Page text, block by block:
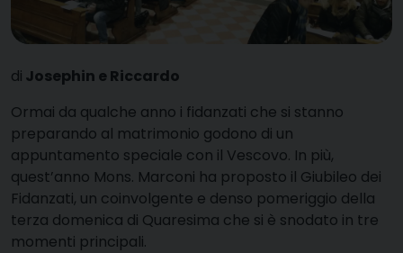
di Josephin e Riccardo
Ormai da qualche anno i fidanzati che si stanno
preparando al matrimonio godono di un
appuntamento speciale con il Vescovo. In più,
quest’anno Mons. Marconi ha proposto il Giubileo dei
Fidanzati, un coinvolgente e denso pomeriggio della
terza domenica di Quaresima che si è snodato in tre
momenti principali.